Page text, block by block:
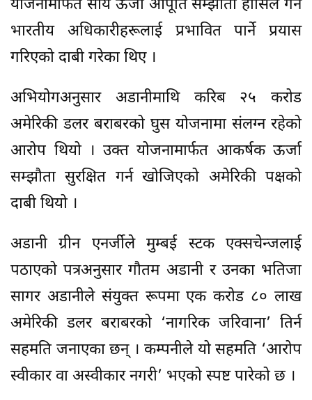
योजनामार्फत सौर्य ऊर्जा आपूर्ति सम्झौता हासिल गर्न
भारतीय अधिकारीहरूलाई प्रभावित पार्ने प्रयास
गरिएको दाबी गरेका थिए ।
अभियोगअनुसार अडानीमाथि करिब २५ करोड
अमेरिकी डलर बराबरको घुस योजनामा संलग्न रहेको
आरोप थियो । उक्त योजनामार्फत आकर्षक ऊर्जा
सम्झौता सुरक्षित गर्न खोजिएको अमेरिकी पक्षको
दाबी थियो ।
अडानी ग्रीन एनर्जीले मुम्बई स्टक एक्सचेन्जलाई
पठाएको पत्रअनुसार गौतम अडानी र उनका भतिजा
सागर अडानीले संयुक्त रूपमा एक करोड ८० लाख
अमेरिकी डलर बराबरको ‘नागरिक जरिवाना’ तिर्न
सहमति जनाएका छन् । कम्पनीले यो सहमति ‘आरोप
स्वीकार वा अस्वीकार नगरी’ भएको स्पष्ट पारेको छ ।